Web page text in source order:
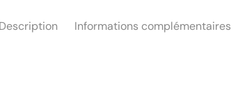
Description Informations complémentaires